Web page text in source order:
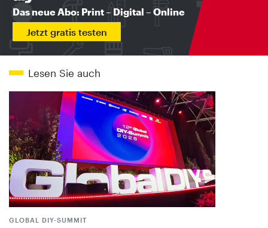
Das neue Abo: Print – Digital – Online
Jetzt gratis testen
Lesen Sie auch
GLOBAL DIY-SUMMIT